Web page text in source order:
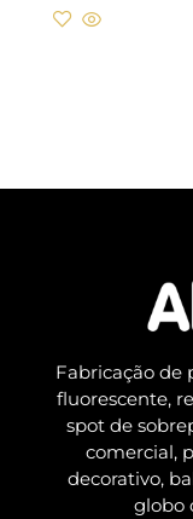
Fabricação de
fluorescente,
spot de
comercial,
decorativo,
globo